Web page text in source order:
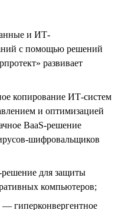
и ИТ-
с помощью решений
развивает
копирование ИТ-систем
и оптимизацией
BaaS-решение
шифровальщиков
для защиты
компьютеров;
гиперконвергентное